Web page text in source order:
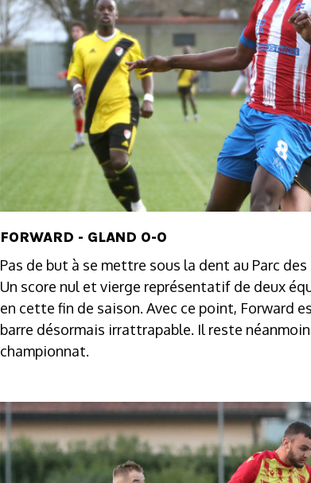
FORWARD - GLAND 0-0
Pas de but à se mettre sous la dent au Parc
Un score nul et vierge représentatif de deux
en cette fin de saison. Avec ce point, Forward
barre désormais irrattrapable. Il reste
championnat.